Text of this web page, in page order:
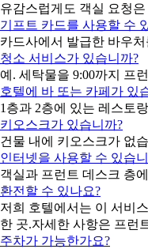
유감스럽게도 객실 요청
기프트 카드를 사용할 수
카드사에서 발급한 바우
청소 서비스가 있습니까?
예. 세탁물을 9:00까지 프
호텔에 바 또는 카페가 있
1층과 2층에 있는 레스토
키오스크가 있습니까?
건물 내에 키오스크가 없
인터넷을 사용할 수 있습
객실과 프런트 데스크 층
환전할 수 있나요?
저희 호텔에서는 이 서비
한 곳.자세한 사항은 프런
주차가 가능한가요?